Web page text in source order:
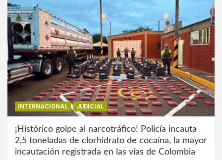
INTERNACIONAL JUDICIAL
¡Histórico golpe al narcotráfico! Policía incauta
2,5 toneladas de clorhidrato de cocaína, la mayor
incautación registrada en las vías de Colombia